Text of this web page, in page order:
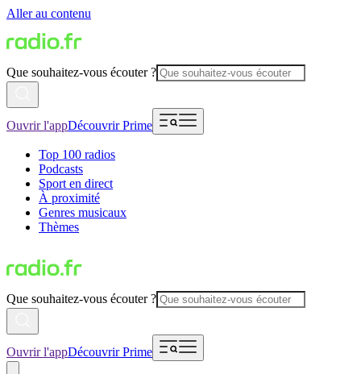
Aller au contenu
Que souhaitez-vous écouter ?
Ouvrir l'appDécouvrir Prime
Top 100 radios
Podcasts
Sport en direct
À proximité
Genres musicaux
Thèmes
Que souhaitez-vous écouter ?
Ouvrir l'appDécouvrir Prime